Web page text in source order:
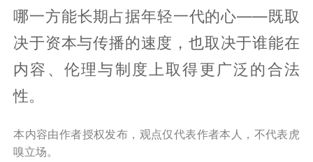
哪一方能长期占据年轻一代的心——既取
决于资本与传播的速度，也取决于谁能在
内容、伦理与制度上取得更广泛的合法
性。
本内容由作者授权发布，观点仅代表作者本人，不代表虎
嗅立场。